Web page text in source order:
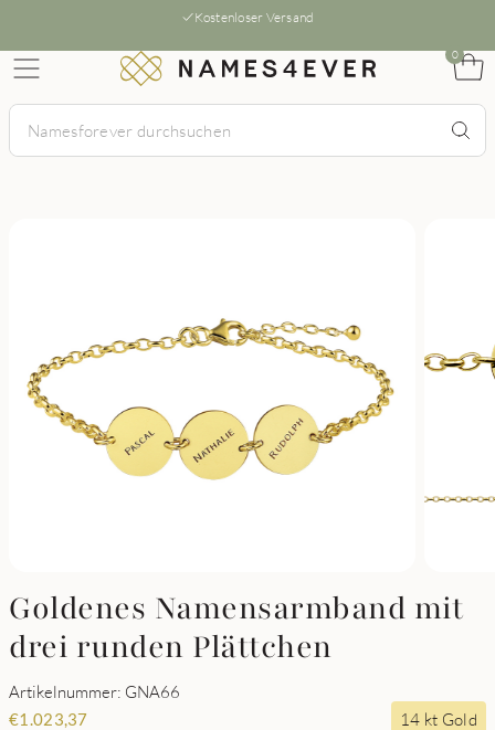
Kostenloser Versand
0
Goldenes Namensarmband mit
drei runden Plättchen
Artikelnummer: GNA66
€1.023,37 14 kt Gold